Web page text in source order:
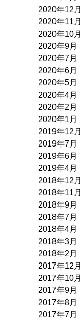
2020年12月
2020年11月
2020年10月
2020年9月
2020年7月
2020年6月
2020年5月
2020年4月
2020年2月
2020年1月
2019年12月
2019年7月
2019年6月
2019年4月
2018年12月
2018年11月
2018年9月
2018年7月
2018年4月
2018年3月
2018年2月
2017年12月
2017年10月
2017年9月
2017年8月
2017年7月